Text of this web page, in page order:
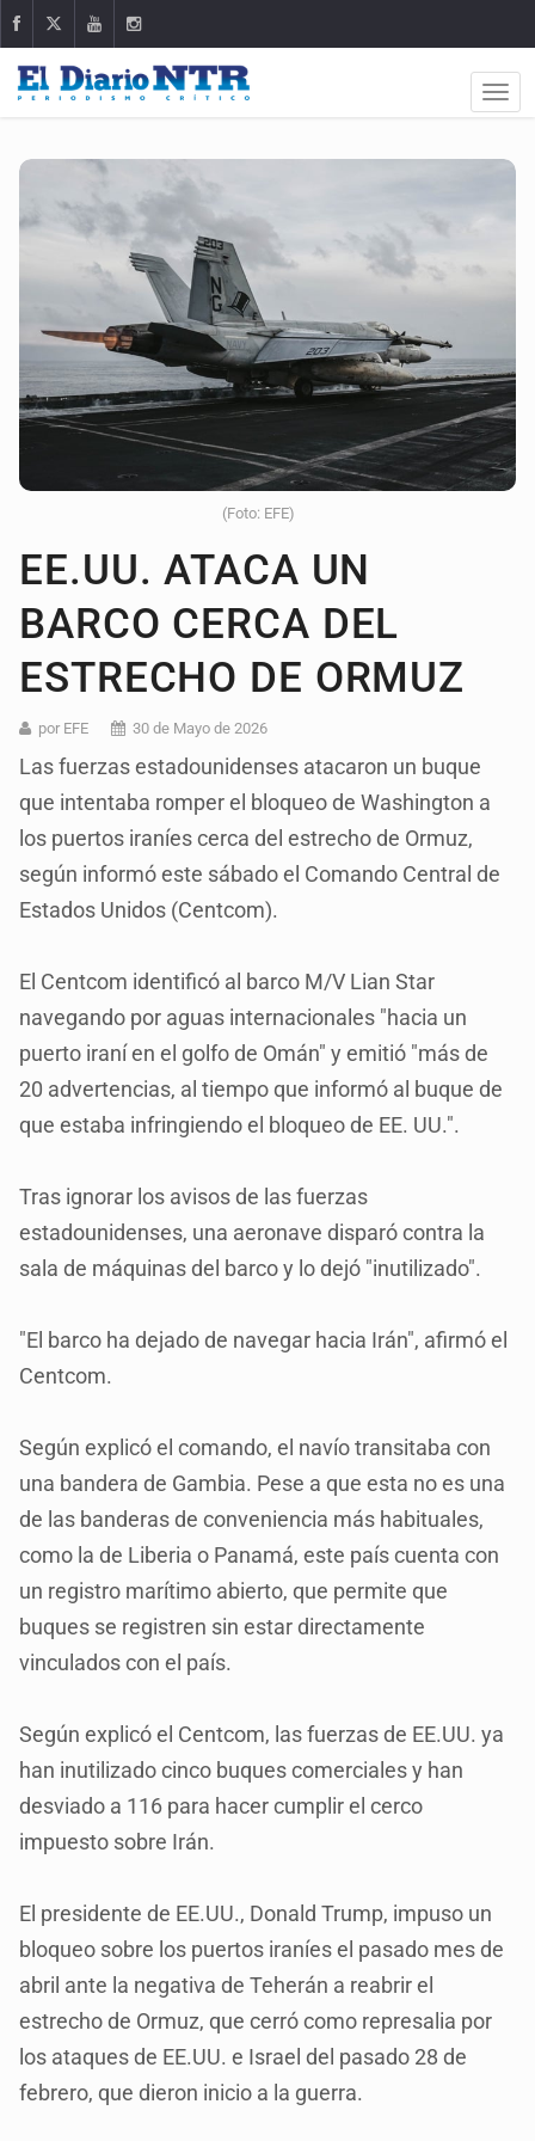
(Foto: EFE)
EE.UU. ATACA UN
BARCO CERCA DEL
ESTRECHO DE ORMUZ
por EFE 30 de Mayo de 2026
Las fuerzas estadounidenses atacaron un buque
que intentaba romper el bloqueo de Washington a
los puertos iraníes cerca del estrecho de Ormuz,
según informó este sábado el Comando Central de
Estados Unidos (Centcom).
El Centcom identificó al barco M/V Lian Star
navegando por aguas internacionales "hacia un
puerto iraní en el golfo de Omán" y emitió "más de
20 advertencias, al tiempo que informó al buque de
que estaba infringiendo el bloqueo de EE. UU.".
Tras ignorar los avisos de las fuerzas
estadounidenses, una aeronave disparó contra la
sala de máquinas del barco y lo dejó "inutilizado".
"El barco ha dejado de navegar hacia Irán", afirmó el
Centcom.
Según explicó el comando, el navío transitaba con
una bandera de Gambia. Pese a que esta no es una
de las banderas de conveniencia más habituales,
como la de Liberia o Panamá, este país cuenta con
un registro marítimo abierto, que permite que
buques se registren sin estar directamente
vinculados con el país.
Según explicó el Centcom, las fuerzas de EE.UU. ya
han inutilizado cinco buques comerciales y han
desviado a 116 para hacer cumplir el cerco
impuesto sobre Irán.
El presidente de EE.UU., Donald Trump, impuso un
bloqueo sobre los puertos iraníes el pasado mes de
abril ante la negativa de Teherán a reabrir el
estrecho de Ormuz, que cerró como represalia por
los ataques de EE.UU. e Israel del pasado 28 de
febrero, que dieron inicio a la guerra.